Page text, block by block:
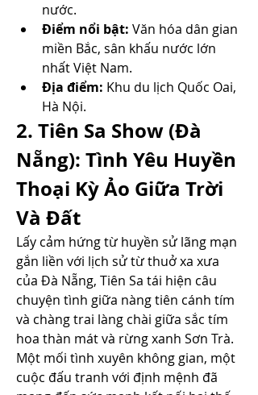
nước.
Điểm nổi bật: Văn hóa dân gian
miền Bắc, sân khấu nước lớn
nhất Việt Nam.
Địa điểm: Khu du lịch Quốc Oai,
Hà Nội.
2. Tiên Sa Show (Đà
Nẵng): Tình Yêu Huyền
Thoại Kỳ Ảo Giữa Trời
Và Đất
Lấy cảm hứng từ huyền sử lãng mạn
gắn liền với lịch sử từ thuở xa xưa
của Đà Nẵng, Tiên Sa tái hiện câu
chuyện tình giữa nàng tiên cánh tím
và chàng trai làng chài giữa sắc tím
hoa thàn mát và rừng xanh Sơn Trà.
Một mối tình xuyên không gian, một
cuộc đấu tranh với định mệnh đã